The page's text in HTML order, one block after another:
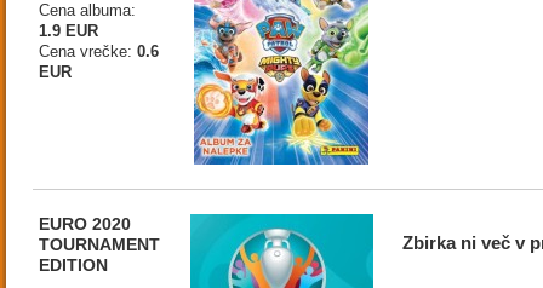
Cena albuma:
1.9 EUR
Cena vrečke: 0.6
EUR
EURO 2020
TOURNAMENT
EDITION
Zbirka ni več v